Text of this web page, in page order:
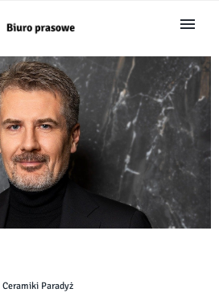
Paradyż